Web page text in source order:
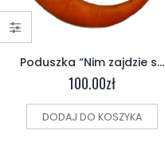
Poduszka “Nim zajdzie słońce”
100.00zł
DODAJ DO KOSZYKA